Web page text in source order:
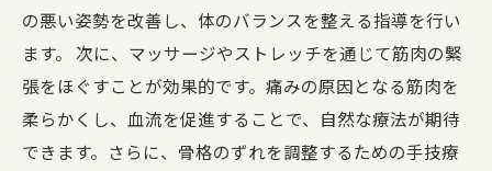
の悪い姿勢を改善し、体のバランスを整える指導を行い
ます。 次に、マッサージやストレッチを通じて筋肉の緊
張をほぐすことが効果的です。痛みの原因となる筋肉を
柔らかくし、血流を促進することで、自然な療法が期待
できます。さらに、骨格のずれを調整するための手技療